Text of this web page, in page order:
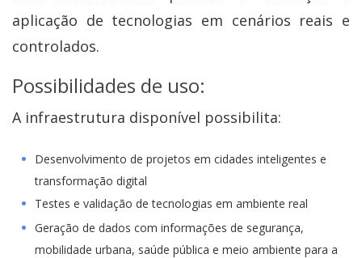
aplicação de tecnologias em cenários reais e
controlados.
Possibilidades de uso:
A infraestrutura disponível possibilita:
Desenvolvimento de projetos em cidades inteligentes e
transformação digital
Testes e validação de tecnologias em ambiente real
Geração de dados com informações de segurança,
mobilidade urbana, saúde pública e meio ambiente para a